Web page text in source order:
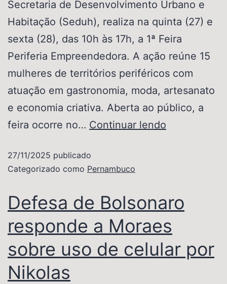
Secretaria de Desenvolvimento Urbano e
Habitação (Seduh), realiza na quinta (27) e
sexta (28), das 10h às 17h, a 1ª Feira
Periferia Empreendedora. A ação reúne 15
mulheres de territórios periféricos com
atuação em gastronomia, moda, artesanato
e economia criativa. Aberta ao público, a
feira ocorre no… Continuar lendo
27/11/2025 publicado
Categorizado como Pernambuco
Defesa de Bolsonaro
responde a Moraes
sobre uso de celular por
Nikolas